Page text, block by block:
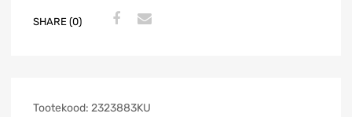
SHARE (0)
Tootekood: 2323883KU